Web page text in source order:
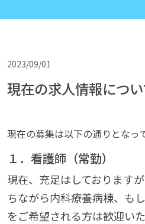
2023/09/01
現在の求人情報につ
現在の募集は以下の通りとなっ
１．看護師（常勤）
現在、充足はしております
ちながら内科療養病棟、も
をご希望される方は歓迎い